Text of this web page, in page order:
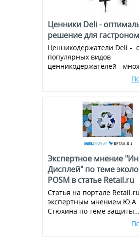
Ценники Deli -
решение для
Ценникодержатели Deli -
популярных видов
ценникодержателей -
вариантов и комбинаций,
Экспертное мнение
Дисплей" по теме
POSM в статье Retail.ru
Статья на портале
экспертным мнением Ю.А.
Стюхина по теме защиты
окружающей среды,